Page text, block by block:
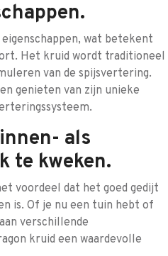
wat betekent
Het kruid wordt traditioneel
van de spijsvertering.
genieten van zijn unieke
als
te kweken.
voordeel dat het goed gedijt
is. Of je nu een tuin hebt of
verschillende
kruid een waardevolle